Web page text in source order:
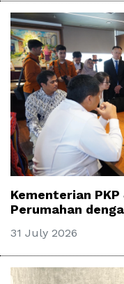
Kementerian
Perumahan
31 July 2026